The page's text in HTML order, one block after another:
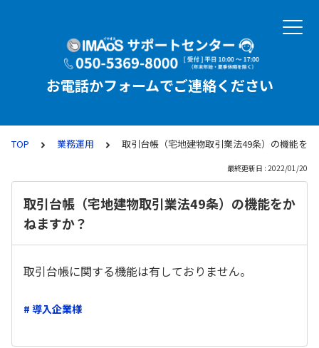
お電話かフォームでご連絡ください
TOP 業務運用 取引台帳（宅地建物取引業法49条）の機能を
最終更新日 : 2022/01/20
取引台帳（宅地建物取引業法49条）の機能をか
ねますか？
取引台帳に関する機能は有しておりません。
# 導入企業様